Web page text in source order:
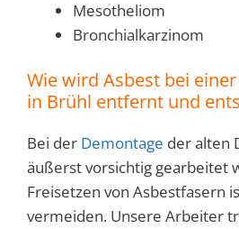
Mesotheliom
Bronchialkarzinom
Wie wird Asbest bei
in Brühl entfernt und
Bei der Demontage der alten
äußerst vorsichtig gearbeitet
Freisetzen von Asbestfasern
vermeiden. Unsere Arbeiter